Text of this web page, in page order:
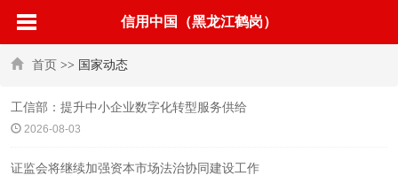
信用中国（黑龙江鹤岗）
首页 >> 国家动态
工信部：提升中小企业数字化转型服务供给
2026-08-03
证监会将继续加强资本市场法治协同建设工作